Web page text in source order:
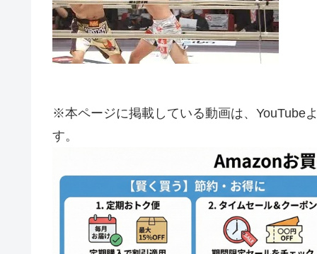
※本ページに掲載している動画は、YouTube
す。